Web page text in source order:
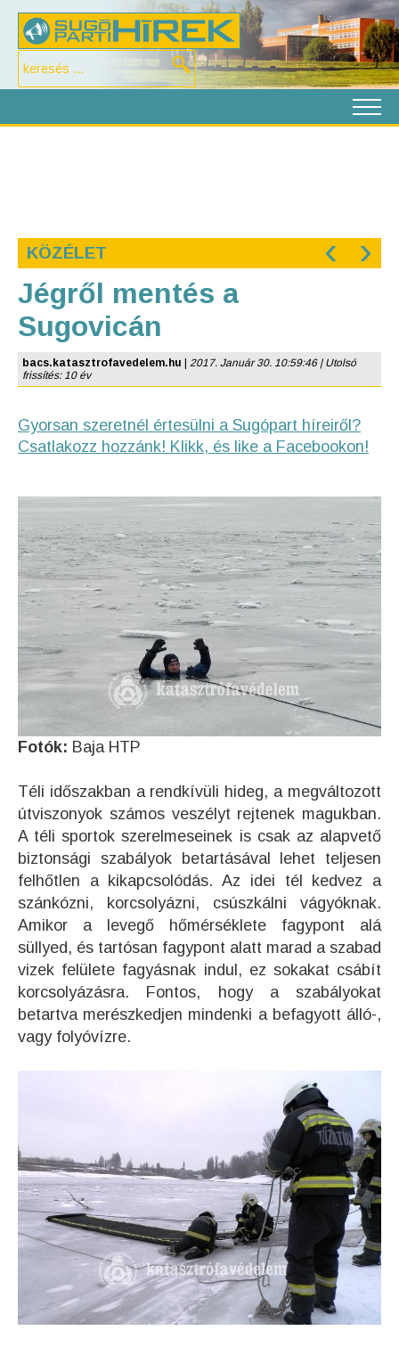
KÖZÉLET ‹ ›
Jégről mentés a
Sugovicán
bacs.katasztrofavedelem.hu
2017. Január 30. 10:59:46 | Utolsó
frissítés: 10 év
Gyorsan szeretnél értesülni a Sugópart híreiről?
Csatlakozz hozzánk! Klikk, és like a Facebookon!
Fotók: Baja HTP
Téli időszakban a rendkívüli hideg, a megváltozott
útviszonyok számos veszélyt rejtenek magukban.
A téli sportok szerelmeseinek is csak az alapvető
biztonsági szabályok betartásával lehet teljesen
felhőtlen a kikapcsolódás. Az idei tél kedvez a
szánkózni, korcsolyázni, csúszkálni vágyóknak.
Amikor a levegő hőmérséklete fagypont alá
süllyed, és tartósan fagypont alatt marad a szabad
vizek felülete fagyásnak indul, ez sokakat csábít
korcsolyázásra. Fontos, hogy a szabályokat
betartva merészkedjen mindenki a befagyott álló-,
vagy folyóvízre.